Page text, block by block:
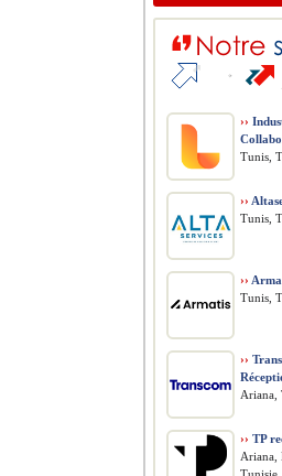
››
Tunis,
››
Tunis,
››
Tunis,
››
Ariana,
›› TP
Ariana,